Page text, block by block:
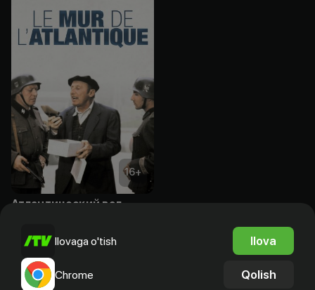
16+
Атлантический вал
Ilovaga o'tish Ilova
Chrome Qolish